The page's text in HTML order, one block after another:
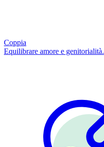
Coppia
Equilibrare amore e genitorialità.